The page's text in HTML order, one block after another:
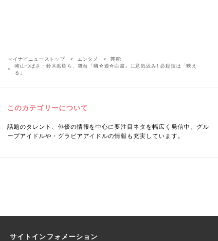
マイナビニューストップ エンタメ
芸能
崎山つばさ・鈴木拡樹ら、舞台『幽☆遊☆白書』に意気込み! 必殺技は「映え
る」
このカテゴリーについて
話題のタレント、俳優の情報を中心に要注目ネタを幅広く発信中。グル
ープアイドルや・グラビアアイドルの情報も充実しています。
サイトインフォメーション